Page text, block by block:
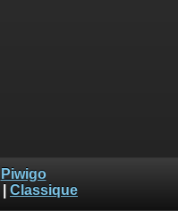
Piwigo
Classique